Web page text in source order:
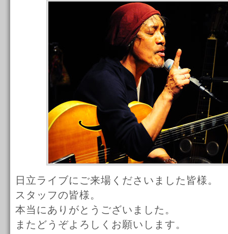
日立ライブにご来場くださいました皆様。
スタッフの皆様。
本当にありがとうございました。
またどうぞよろしくお願いします。